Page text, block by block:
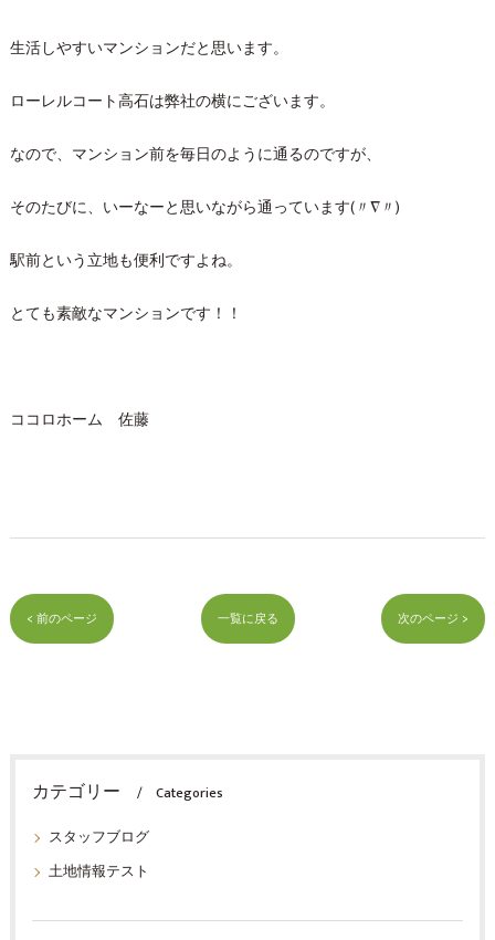
生活しやすいマンションだと思います。
ローレルコート高石は弊社の横にございます。
なので、マンション前を毎日のように通るのですが、
そのたびに、いーなーと思いながら通っています(〃∇〃)
駅前という立地も便利ですよね。
とても素敵なマンションです！！
ココロホーム 佐藤
< 前のページ 一覧に戻る 次のページ >
カテゴリー
Categories
スタッフブログ
土地情報テスト